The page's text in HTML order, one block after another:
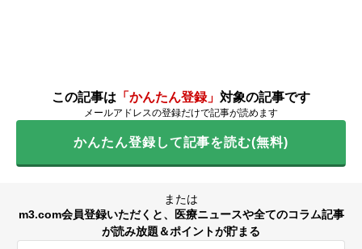
この記事は 「かんたん登録」 対象の記事です
メールアドレスの登録だけで記事が読めます
かんたん登録して記事を読む(無料)
または
m3.com会員登録いただくと、医療ニュースや全てのコラム記事
が読み放題＆ポイントが貯まる